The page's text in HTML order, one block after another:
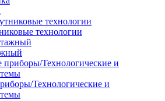
технологии
Технологические и